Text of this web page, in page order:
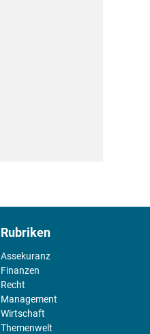
Rubriken
Assekuranz
Finanzen
Recht
Management
Wirtschaft
Themenwelt